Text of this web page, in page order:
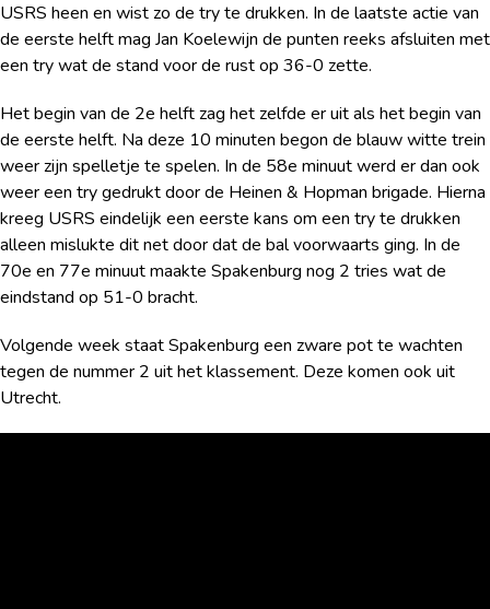
USRS heen en wist zo de try te drukken. In de laatste actie van
de eerste helft mag Jan Koelewijn de punten reeks afsluiten met
een try wat de stand voor de rust op 36-0 zette.
Het begin van de 2e helft zag het zelfde er uit als het begin van
de eerste helft. Na deze 10 minuten begon de blauw witte trein
weer zijn spelletje te spelen. In de 58e minuut werd er dan ook
weer een try gedrukt door de Heinen & Hopman brigade. Hierna
kreeg USRS eindelijk een eerste kans om een try te drukken
alleen mislukte dit net door dat de bal voorwaarts ging. In de
70e en 77e minuut maakte Spakenburg nog 2 tries wat de
eindstand op 51-0 bracht.
Volgende week staat Spakenburg een zware pot te wachten
tegen de nummer 2 uit het klassement. Deze komen ook uit
Utrecht.